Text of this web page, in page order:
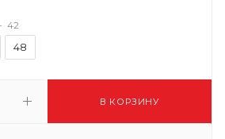
В КОРЗИНУ
42
48